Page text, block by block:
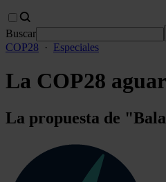
Buscar
COP28
· Especiales
La COP28
La propuesta de